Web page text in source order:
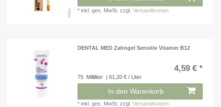
*inkl. ges. MwSt. zzgl.Versandkosten
DENTAL MED Zahngel Sensitiv Vitamin B12
4,59 € *
75 Milliliter | 61,20 € / Liter
In den Warenkorb
*inkl. ges. MwSt. zzgl.Versandkosten